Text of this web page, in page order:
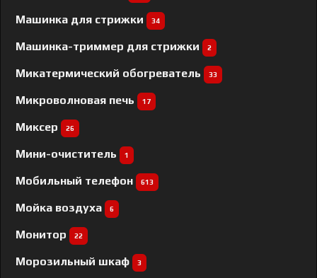
Машинка для стрижки 34
Машинка-триммер для стрижки 2
Микатермический обогреватель 33
Микроволновая печь 17
Миксер 26
Мини-очиститель 1
Мобильный телефон 613
Мойка воздуха 6
Монитор 22
Морозильный шкаф 3